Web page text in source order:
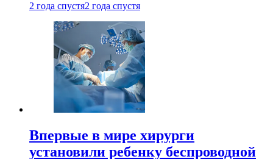
2 года спустя2 года спустя
Впервые в мире хирурги
установили ребенку беспроводной